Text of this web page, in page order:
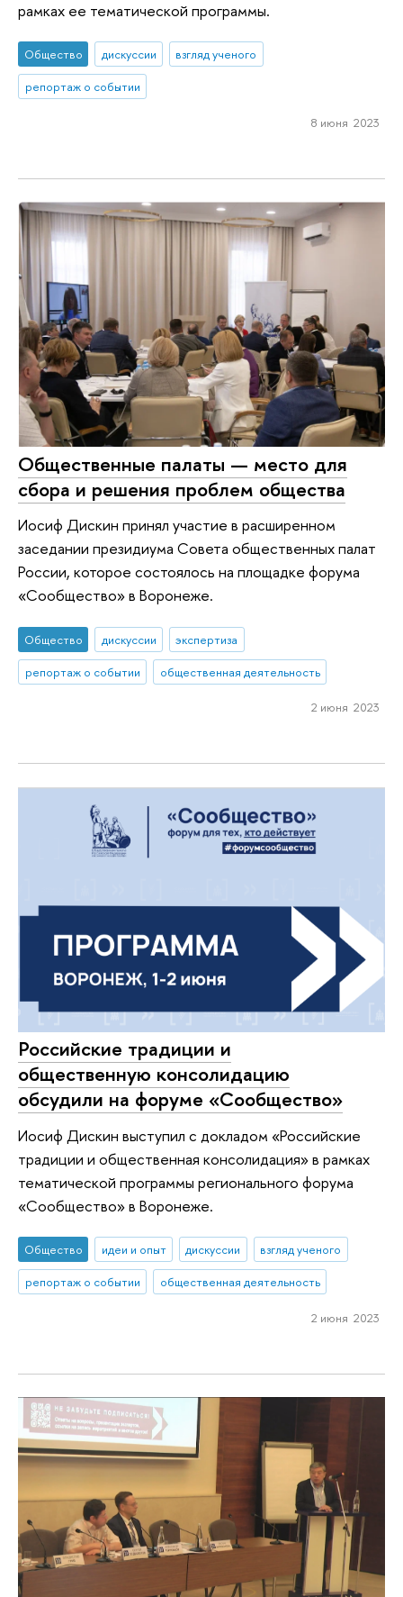
рамках ее тематической программы.
Общество дискуссии
взгляд ученого
репортаж о событии
8 июня 2023
Общественные палаты — место для
сбора и решения проблем общества
Иосиф Дискин принял участие в расширенном
заседании президиума Совета общественных палат
России, которое состоялось на площадке форума
«Сообщество» в Воронеже.
Общество дискуссии
экспертиза
репортаж о событии
общественная деятельность
2 июня 2023
Российские традиции и
общественную консолидацию
обсудили на форуме «Сообщество»
Иосиф Дискин выступил с докладом «Российские
традиции и общественная консолидация» в рамках
тематической программы регионального форума
«Сообщество» в Воронеже.
Общество идеи и опыт дискуссии
взгляд ученого
репортаж о событии
общественная деятельность
2 июня 2023